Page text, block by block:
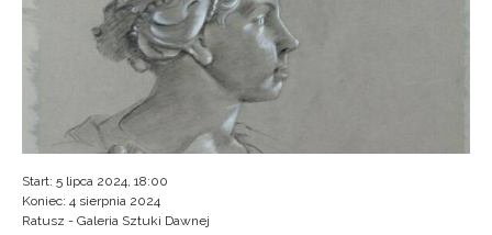
Start: 5 lipca 2024, 18:00
Koniec: 4 sierpnia 2024
Ratusz - Galeria Sztuki Dawnej